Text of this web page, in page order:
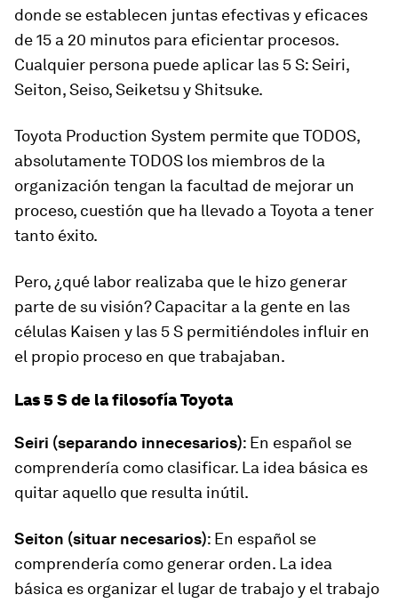
donde se establecen juntas efectivas y eficaces
de 15 a 20 minutos para eficientar procesos.
Cualquier persona puede aplicar las 5 S: Seiri,
Seiton, Seiso, Seiketsu y Shitsuke.
Toyota Production System permite que TODOS,
absolutamente TODOS los miembros de la
organización tengan la facultad de mejorar un
proceso, cuestión que ha llevado a Toyota a tener
tanto éxito.
Pero, ¿qué labor realizaba que le hizo generar
parte de su visión? Capacitar a la gente en las
células Kaisen y las 5 S permitiéndoles influir en
el propio proceso en que trabajaban.
Las 5 S de la filosofía Toyota
Seiri (separando innecesarios): En español se
comprendería como clasificar. La idea básica es
quitar aquello que resulta inútil.
Seiton (situar necesarios): En español se
comprendería como generar orden. La idea
básica es organizar el lugar de trabajo y el trabajo